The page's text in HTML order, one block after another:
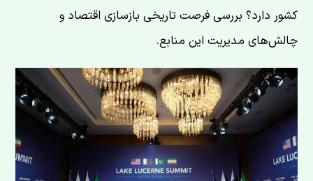
کشور دارد؟ بررسی فرصت تاریخی بازسازی اقتصاد و
چالش‌های مدیریت این منابع.